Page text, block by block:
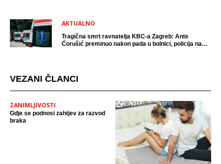
AKTUALNO
Tragična smrt ravnatelja KBC-a Zagreb: Ante
Ćorušić preminuo nakon pada u bolnici, policija na
VEZANI ČLANCI
ZANIMLJIVOSTI
Gdje se podnosi zahtjev za razvod
braka